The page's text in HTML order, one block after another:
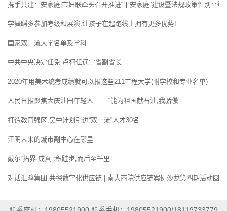
携手共建平安家庭|市妇联牵头召开推进“平安家庭”建设暨法规政策性别平等
学舞蹈多参加考级和展演,让孩子在起跑线上拥有更多优势!
国家双一流大学名单及学科
中共中央决定任免:卢柯任辽宁省副省长
2020年用美术统考成绩就可以报这些211工程大学(附学校和专业名单)
人民日报聚焦大庆油田年轻人—— “能为祖国献石油,我骄傲”
打造教育强区,吴中计划引进“双一流”人才30名
江阴未来的城市副中心在哪里
戴尔“拓界·成真”:积跬步,而后至千里
对话汇鸿集团,共探数字化供应链 | 南大商院供应链案例沙龙第四期活动圆